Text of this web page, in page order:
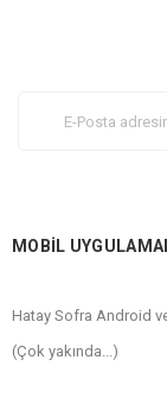
MOBİL
Hatay Sofra Android
(Çok yakında...)